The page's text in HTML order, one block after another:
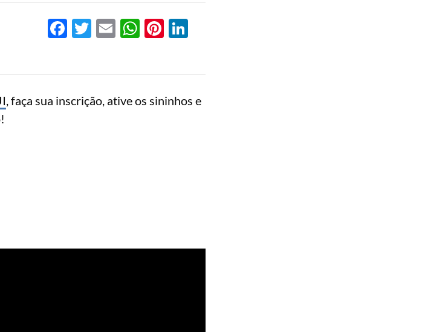
Facebook
Twitter
EmailWhatsApp
Pinterest
LinkedIn
, faça sua inscrição, ative os sininhos e